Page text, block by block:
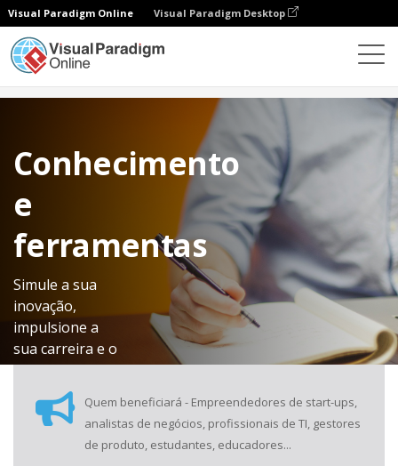
Visual Paradigm Online Visual Paradigm Desktop
Conhecimento
e
ferramentas
Simule a sua
inovação,
impulsione a
sua carreira e o
seu negócio
com centenas de
ferramentas e
técnicas de
conhecimento
Quem beneficiará - Empreendedores de start-ups,
analistas de negócios, profissionais de TI, gestores
de produto, estudantes, educadores...